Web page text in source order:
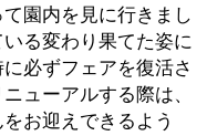
園内を見に行きまし
る変わり果てた姿に
必ずフェアを復活さ
ューアルする際は、
お迎えできるよう